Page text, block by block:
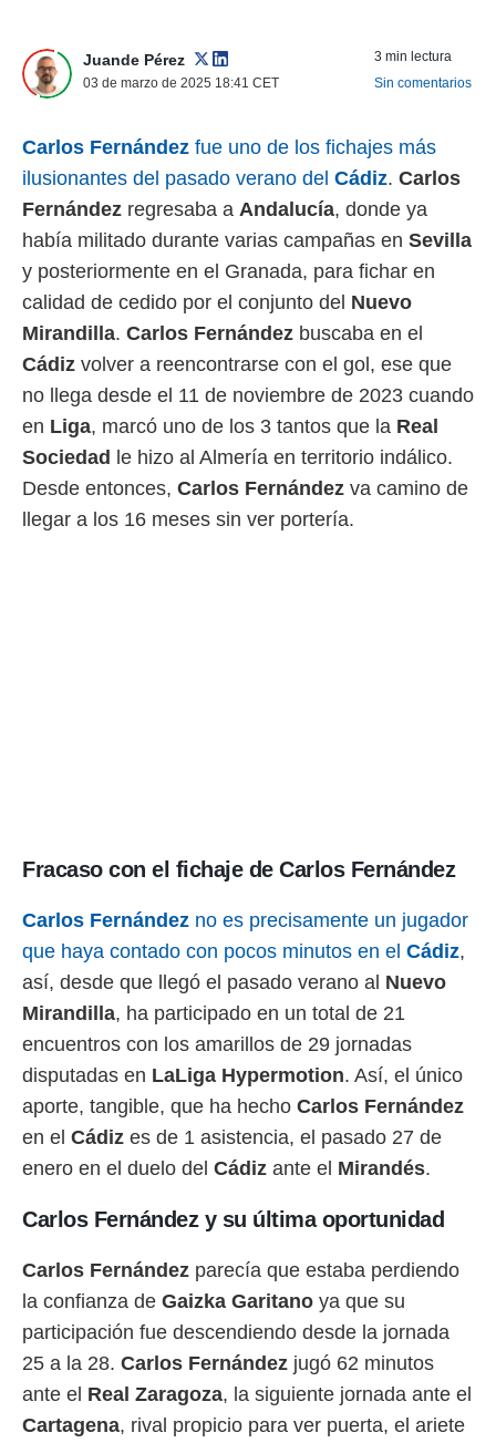
nuestra
y
de
cookies
aceptar
de
sitio
no
web a
abono
únicos
este sitio
de
posible
traten tus
en
a lo que
Juande Pérez
03 de marzo de 2025 18:41 CET
3 min lectura
Sin comentarios
Carlos Fernández fue uno de los fichajes más
ilusionantes del pasado verano del Cádiz. Carlos
Fernández regresaba a Andalucía, donde ya
había militado durante varias campañas en Sevilla
y posteriormente en el Granada, para fichar en
calidad de cedido por el conjunto del Nuevo
Mirandilla. Carlos Fernández buscaba en el
Cádiz volver a reencontrarse con el gol, ese que
no llega desde el 11 de noviembre de 2023 cuando
en Liga, marcó uno de los 3 tantos que la Real
Sociedad le hizo al Almería en territorio indálico.
Desde entonces, Carlos Fernández va camino de
llegar a los 16 meses sin ver portería.
Fracaso con el fichaje de Carlos Fernández
Carlos Fernández no es precisamente un jugador
que haya contado con pocos minutos en el Cádiz,
así, desde que llegó el pasado verano al Nuevo
Mirandilla, ha participado en un total de 21
encuentros con los amarillos de 29 jornadas
disputadas en LaLiga Hypermotion. Así, el único
aporte, tangible, que ha hecho Carlos Fernández
en el Cádiz es de 1 asistencia, el pasado 27 de
enero en el duelo del Cádiz ante el Mirandés.
Carlos Fernández y su última oportunidad
Carlos Fernández parecía que estaba perdiendo
la confianza de Gaizka Garitano ya que su
participación fue descendiendo desde la jornada
25 a la 28. Carlos Fernández jugó 62 minutos
ante el Real Zaragoza, la siguiente jornada ante el
Cartagena, rival propicio para ver puerta, el ariete